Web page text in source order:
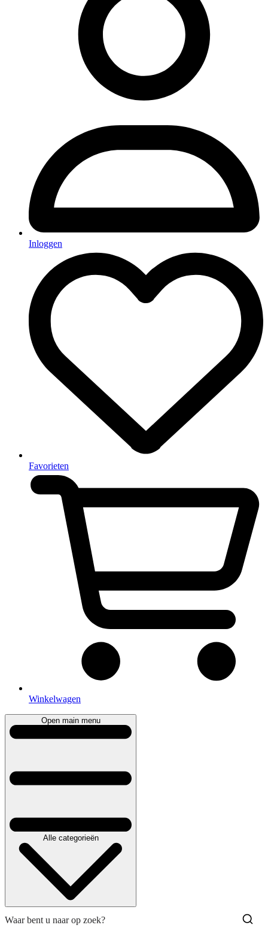
Inloggen
Favorieten
Winkelwagen
Open main menu
Alle categorieën